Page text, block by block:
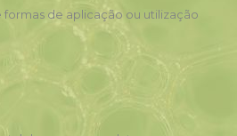
formas de aplicação ou utilização